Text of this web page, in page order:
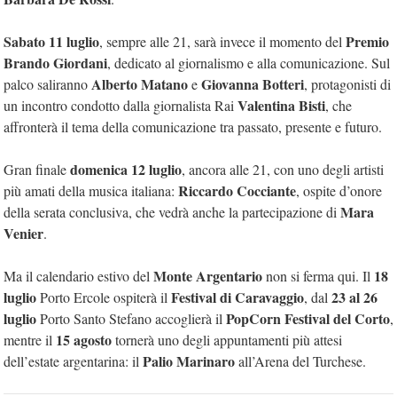
Sabato 11 luglio, sempre alle 21, sarà invece il momento del Premio
Brando Giordani, dedicato al giornalismo e alla comunicazione. Sul
palco salirannoAlberto MatanoeGiovanna Botteri, protagonisti di
un incontro condotto dalla giornalista Rai Valentina Bisti, che
affronterà il tema della comunicazione tra passato, presente e futuro.
Gran finaledomenica 12 luglio, ancora alle 21, con uno degli artisti
più amati della musica italiana: Riccardo Cocciante, ospite d’onore
della serata conclusiva, che vedrà anche la partecipazione di Mara
Venier.
Ma il calendario estivo del Monte Argentarionon si ferma qui. Il 18
luglioPorto Ercole ospiterà il Festival di Caravaggio, dal 23 al 26
luglioPorto Santo Stefano accoglierà il PopCorn Festival del Corto,
mentre il 15 agostotornerà uno degli appuntamenti più attesi
dell’estate argentarina: il Palio Marinaroall’Arena del Turchese.